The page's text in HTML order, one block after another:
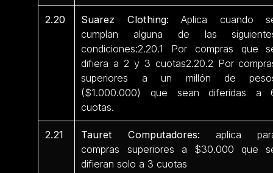
2.20 Suarez Clothing: Aplica cuando
cumplan alguna de las
condiciones:2.20.1 Por compras que
difiera a 2 y 3 cuotas2.20.2 Por
superiores a un millón de
($1.000.000) que sean diferidas a
cuotas.
2.21 Tauret Computadores: aplica
compras superiores a $30.000 que
difieran solo a 3 cuotas